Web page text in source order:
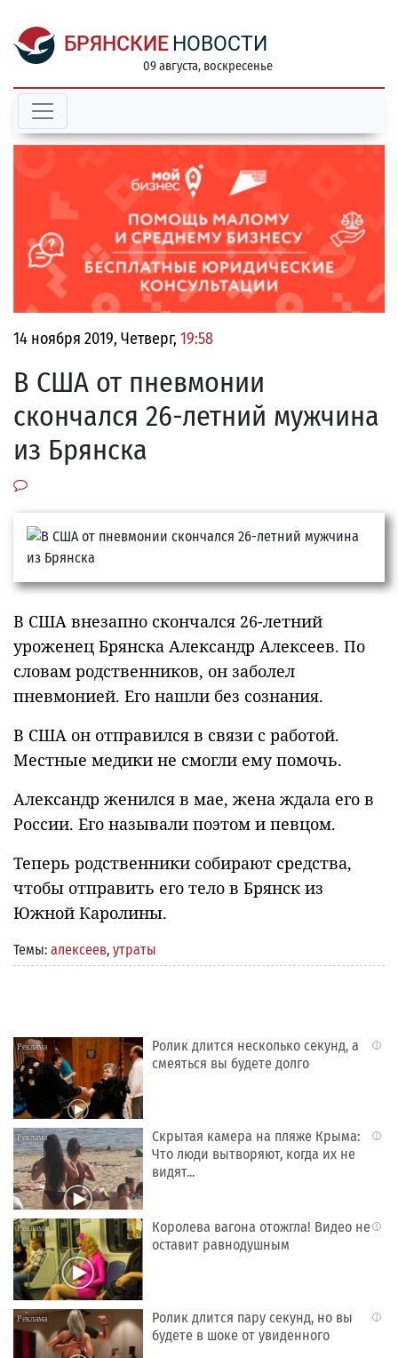
БРЯНСКИЕ НОВОСТИ
09 августа, воскресенье
14 ноября 2019, Четверг, 19:58
В США от пневмонии
скончался 26-летний мужчина
из Брянска
В США внезапно скончался 26-летний
уроженец Брянска Александр Алексеев. По
словам родственников, он заболел
пневмонией. Его нашли без сознания.
В США он отправился в связи с работой.
Местные медики не смогли ему помочь.
Александр женился в мае, жена ждала его в
России. Его называли поэтом и певцом.
Теперь родственники собирают средства,
чтобы отправить его тело в Брянск из
Южной Каролины.
Темы: алексеев, утраты
i
Ролик длится несколько секунд, а
смеяться вы будете долго
i
Скрытая камера на пляже Крыма:
Что люди вытворяют, когда их не
видят...
i
Королева вагона отожгла! Видео не
оставит равнодушным
i
Ролик длится пару секунд, но вы
будете в шоке от увиденного